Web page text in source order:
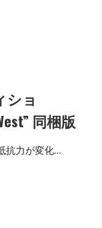
ショ
同梱版
抗力が変化…